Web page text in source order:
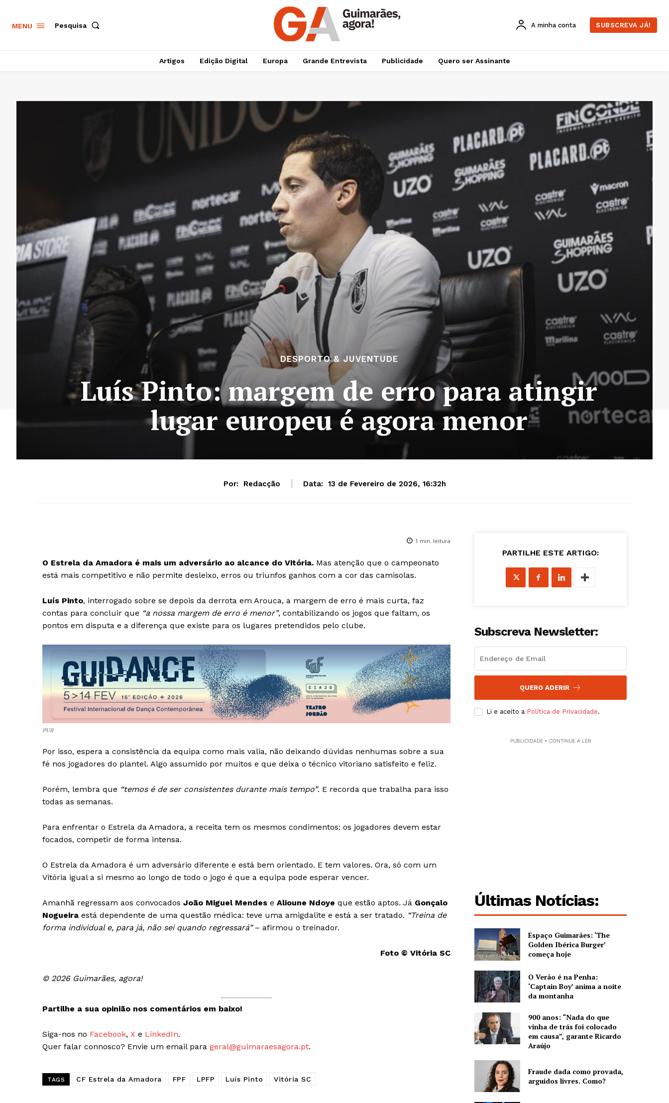
Guimarães, agora!
SUBSCREVA JÁ!
Europa
Grande Entrevista
Quero ser Assinante
MENU Pesquisa A minha conta SUBSCREVA JÁ!
Artigos Edição Digital Europa Grande Entrevista Publicidade Quero ser Assinante
DESPORTO & JUVENTUDE
Luís Pinto: margem de erro para atingir
lugar europeu é agora menor
Por: Redacção Data: 13 de Fevereiro de 2026, 16:32h
1 min. leitura
O Estrela da Amadora é mais um adversário ao alcance do Vitória. Mas atenção que o campeonato
está mais competitivo e não permite desleixo, erros ou triunfos ganhos com a cor das camisolas.
Luís Pinto, interrogado sobre se depois da derrota em Arouca, a margem de erro é mais curta, faz
contas para concluir que “a nossa margem de erro é menor”, contabilizando os jogos que faltam, os
pontos em disputa e a diferença que existe para os lugares pretendidos pelo clube.
PUB
Por isso, espera a consistência da equipa como mais valia, não deixando dúvidas nenhumas sobre a sua
fé nos jogadores do plantel. Algo assumido por muitos e que deixa o técnico vitoriano satisfeito e feliz.
Porém, lembra que “temos é de ser consistentes durante mais tempo”. E recorda que trabalha para isso
todas as semanas.
Para enfrentar o Estrela da Amadora, a receita tem os mesmos condimentos: os jogadores devem estar
focados, competir de forma intensa.
O Estrela da Amadora é um adversário diferente e está bem orientado. E tem valores. Ora, só com um
Vitória igual a si mesmo ao longo de todo o jogo é que a equipa pode esperar vencer.
Amanhã regressam aos convocados João Miguel Mendes e Alioune Ndoye que estão aptos. Já Gonçalo
Nogueira está dependente de uma questão médica: teve uma amigdalite e está a ser tratado. “Treina de
forma individual e, para já, não sei quando regressará”– afirmou o treinador.
Foto © Vitória SC
© 2026 Guimarães, agora!
Partilhe a sua opinião nos comentários em baixo!
Siga-nos no Facebook, X e LinkedIn.
Quer falar connosco? Envie um email para geral@guimaraesagora.pt.
TAGS CF Estrela da Amadora FPF LPFP Luís Pinto Vitória SC
PARTILHE ESTE ARTIGO:
Subscreva Newsletter:
QUERO ADERIR
Li e aceito a Política de Privacidade.
PUBLICIDADE • CONTINUE A LER
Últimas Notícias:
Espaço Guimarães: ‘The
Golden Ibérica Burger’
começa hoje
O Verão é na Penha:
‘Captain Boy’ anima a noite
da montanha
900 anos: “Nada do que
vinha de trás foi colocado
em causa”, garante Ricardo
Araújo
Fraude dada como provada,
arguidos livres. Como?